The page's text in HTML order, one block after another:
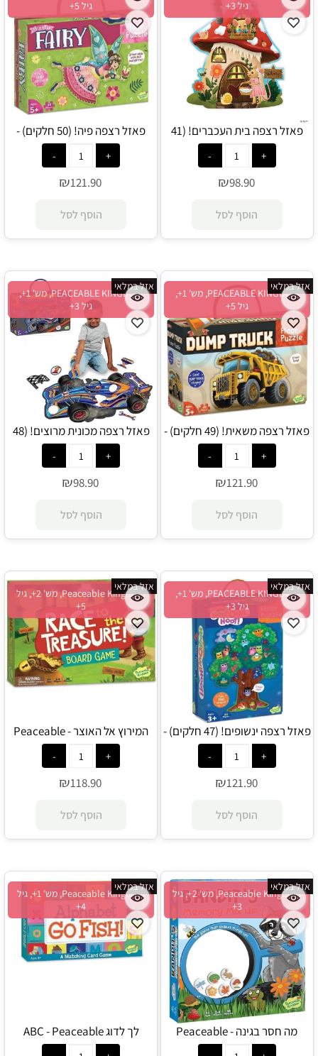
גיל 3+
פאזל רצפה בית העכברים! (41
חלקים) - PEACEABLE KINGDOM
₪98.90
הוסף לסל
גיל 5+
פאזל רצפה פיה! (50 חלקים) -
PEACEABLE KINGDOM
₪121.90
הוסף לסל
PEACEABLE KINGDOM, מש' 1+,
גיל 5+
אזל במלאי
פאזל רצפה משאית! (49 חלקים) -
PEACEABLE KINGDOM
₪121.90
הוסף לסל
PEACEABLE KINGDOM, מש' 1+,
גיל 3+
אזל במלאי
פאזל רצפה מכונית מרוצים! (48
חלקים) - PEACEABLE KINGDOM
₪98.90
הוסף לסל
PEACEABLE KINGDOM, מש' 1+,
גיל 3+
אזל במלאי
פאזל רצפה ינשופים! (47 חלקים) -
PEACEABLE KINGDOM
₪121.90
הוסף לסל
Peaceable Kingdom, מש' 2+, גיל
5+
אזל במלאי
המירוץ אל האוצר - Peaceable
Kingdom
₪118.90
הוסף לסל
Peaceable Kingdom, מש' 2+, גיל
3+
אזל במלאי
מה חסר בגינה - Peaceable
Kingdom
Peaceable Kingdom, מש' 1+, גיל
4+
אזל במלאי
לך לדוג ABC - Peaceable
Kingdom